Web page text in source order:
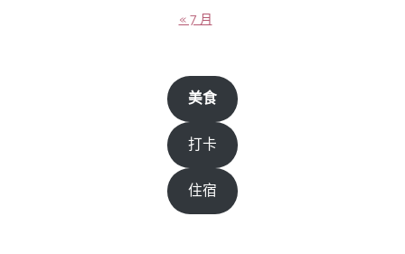
« 7 月
美食
打卡
住宿